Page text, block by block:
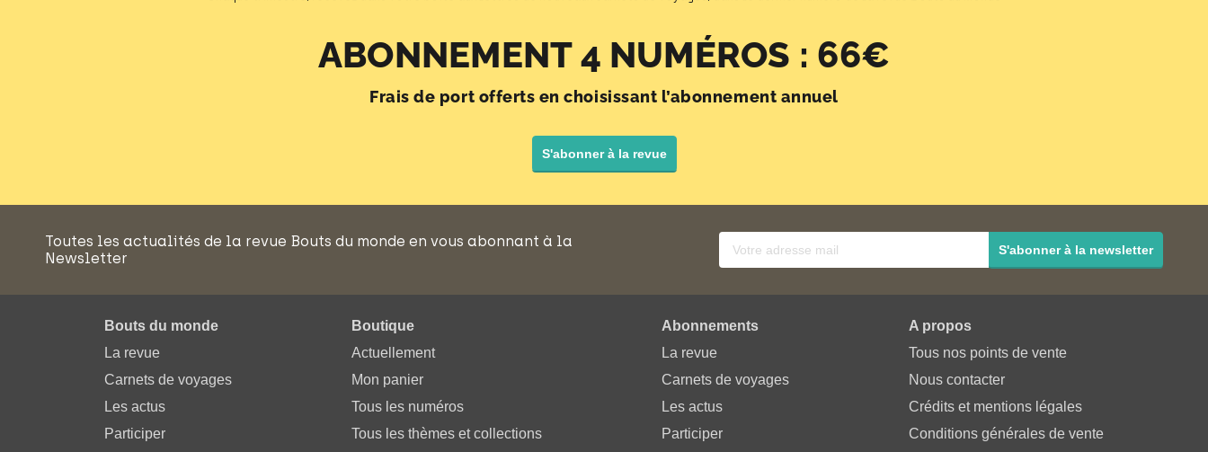
ABONNEMENT 4 NUMÉROS : 66€
Frais de port offerts en choisissant l’abonnement annuel
S'abonner à la revue
Toutes les actualités de la revue Bouts du monde en vous abonnant à la
Newsletter
S'abonner à la newsletter
Bouts du monde
La revue
Carnets de voyages
Les actus
Participer
Boutique
Actuellement
Mon panier
Tous les numéros
Tous les thèmes et collections
Abonnements
La revue
Carnets de voyages
Les actus
Participer
A propos
Tous nos points de vente
Nous contacter
Crédits et mentions légales
Conditions générales de vente